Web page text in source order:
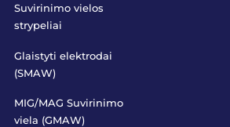
Suvirinimo vielos
strypeliai
Glaistyti elektrodai
(SMAW)
MIG/MAG Suvirinimo
viela (GMAW)